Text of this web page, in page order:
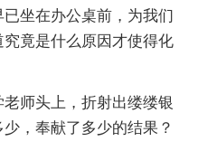
坐在办公桌前，为我们
竟是什么原因才使得化
师头上，折射出缕缕银
，奉献了多少的结果？